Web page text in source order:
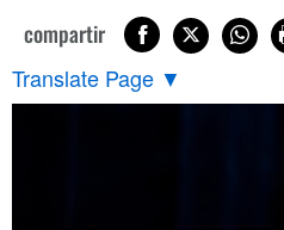
compartir
Translate Page ▼